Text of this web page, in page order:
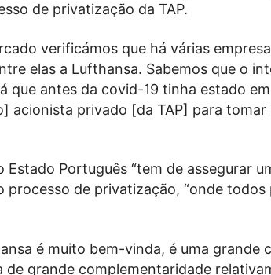
de privatização da TAP.
verificámos que há várias
elas a Lufthansa. Sabemos que o
que antes da covid-19 tinha estado em
acionista privado [da TAP] para tomar
Português “tem de assegurar
processo de privatização, “onde todos
é muito bem-vinda, é uma grande
de grande complementaridade